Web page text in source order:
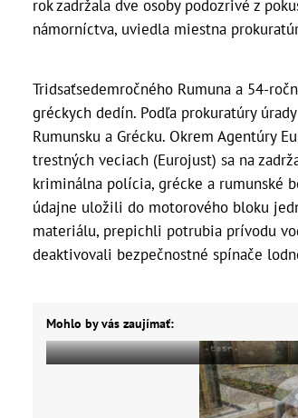
rok zadržala dve osoby podozrivé z
námorníctva, uviedla miestna
Tridsaťsedemročného Rumuna a 54-
gréckych dedín. Podľa prokuratúry
Rumunsku a Grécku. Okrem Agentúry
trestných veciach (Eurojust) sa na
kriminálna polícia, grécke a rumunské
údajne uložili do motorového bloku
materiálu, prepichli potrubia prívodu
deaktivovali bezpečnostné spínače
Mohlo by vás zaujímať: